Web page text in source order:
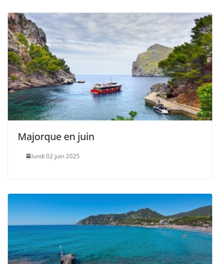
Majorque en juin
lundi 02 juin 2025